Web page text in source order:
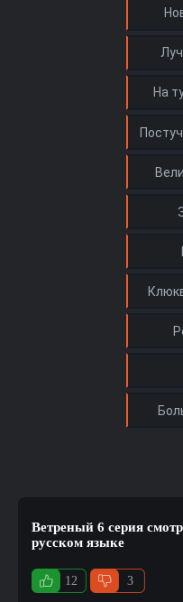
На
Ветреный 6 серия
русском языке
12 3